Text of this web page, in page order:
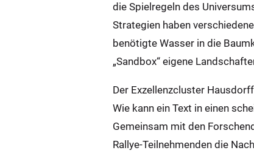
die Spielregeln des
Strategien haben
benötigte Wasser in die
„Sandbox“ eigene
Der Exzellenzcluster
Wie kann ein Text in einen
Gemeinsam mit den
Rallye-Teilnehmenden die